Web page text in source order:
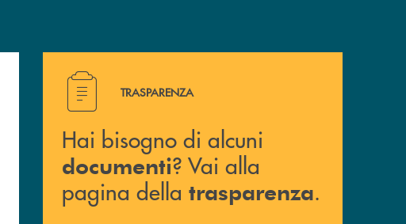
! Hai bisogno di alcuni documenti ? Vai alla pagina della
TRASPARENZA
Hai bisogno di alcuni
documenti? Vai alla
pagina della trasparenza.